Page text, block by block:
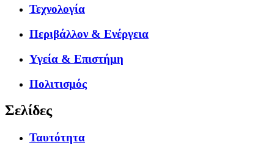
Τεχνολογία
Περιβάλλον & Ενέργεια
Υγεία & Επιστήμη
Πολιτισμός
Σελίδες
Ταυτότητα